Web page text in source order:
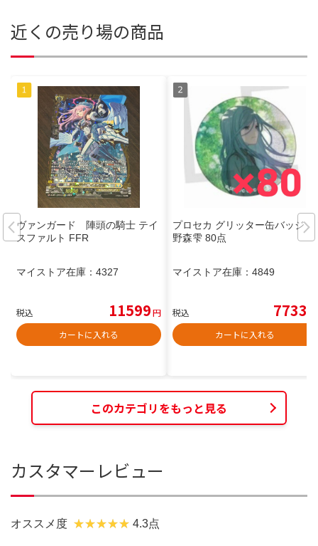
近くの売り場の商品
ヴァンガード 陣頭の騎士 テイ
スファルト FFR
マイストア在庫： 4327
税込 11599円
カートに入れる
プロセカ グリッター缶バッジ 日
野森雫 80点
マイストア在庫： 4849
税込 7733
カートに入れる
このカテゴリをもっと見る
カスタマーレビュー
オススメ度 4.3点